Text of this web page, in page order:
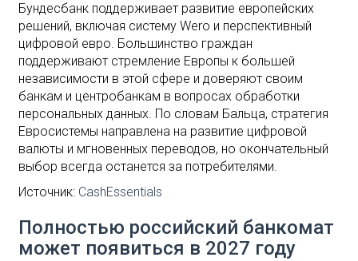
Бундесбанк поддерживает развитие европейских
решений, включая систему Wero и перспективный
цифровой евро. Большинство граждан
поддерживают стремление Европы к большей
независимости в этой сфере и доверяют своим
банкам и центробанкам в вопросах обработки
персональных данных. По словам Бальца, стратегия
Евросистемы направлена на развитие цифровой
валюты и мгновенных переводов, но окончательный
выбор всегда останется за потребителями.
Источник: CashEssentials
Полностью российский банкомат
может появиться в 2027 году